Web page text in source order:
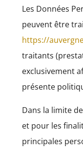
Les Données
peuvent être
https://
traitants
exclusivement
présente
Dans la limite
et pour les
principales